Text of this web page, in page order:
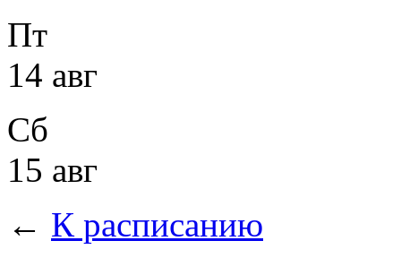
Пт
14 авг
Сб
15 авг
← К расписанию